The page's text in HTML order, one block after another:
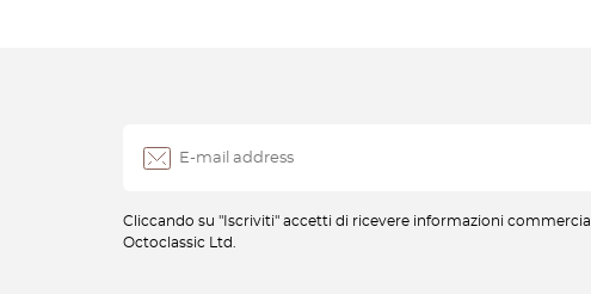
Cliccando su "Iscriviti" accetti di ricevere informazioni
Octoclassic Ltd.